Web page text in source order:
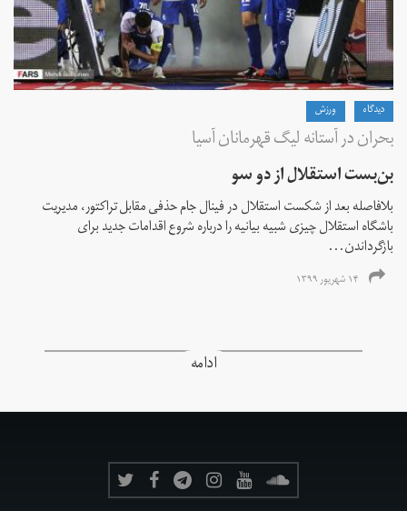
دیدگاه ورزش
بحران در آستانه لیگ قهرمانان آسیا
بن‌بست استقلال از دو سو
بلافاصله بعد از شکست استقلال در فینال جام حذفی مقابل تراکتور، مدیریت
باشگاه استقلال چیزی شبیه بیانیه را درباره شروع اقدامات جدید برای
بازگرداندن...
۱۴ شهریور ۱۳۹۹
ادامه